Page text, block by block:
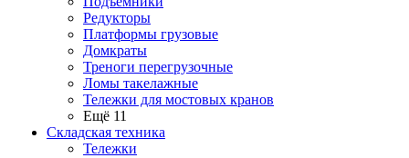
Редукторы
Платформы грузовые
Домкраты
Треноги перегрузочные
Ломы такелажные
Тележки для мостовых кранов
Ещё 11
Складская техника
Тележки